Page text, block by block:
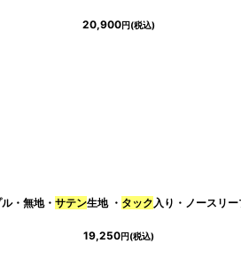
20,900円(税込)
]
・無地・ サテン生地 ・ タック入り・ノースリーブ・タイト
19,250円(税込)